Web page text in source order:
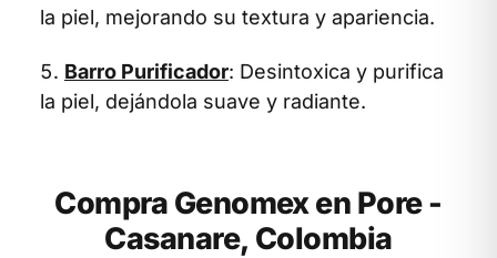
la piel, mejorando su textura y apariencia.
Barro Purificador: Desintoxica y purifica
la piel, dejándola suave y radiante.
Compra Genomex en Pore -
Casanare, Colombia